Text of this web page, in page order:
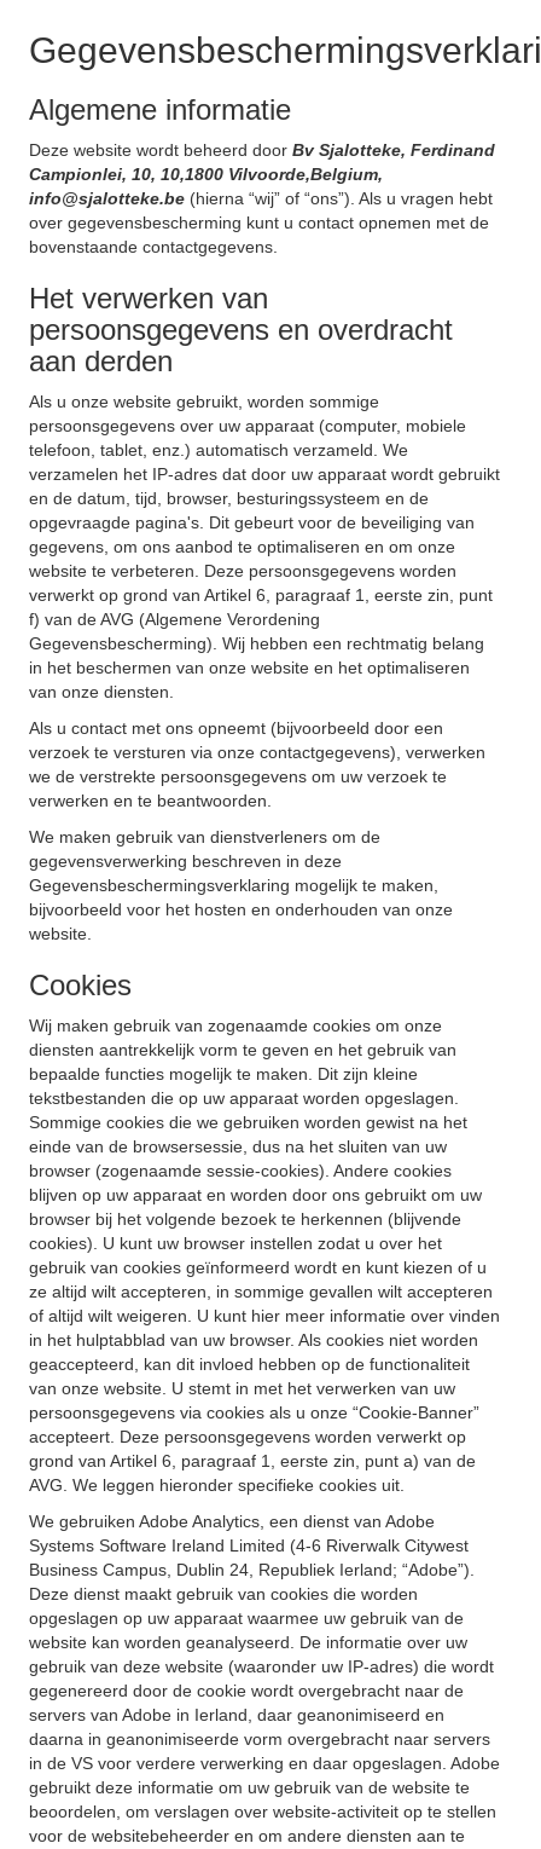
Algemene informatie
Deze website wordt beheerd door Bv Sjalotteke, Ferdinand
Campionlei, 10, 10,1800 Vilvoorde,Belgium,
info@sjalotteke.be (hierna “wij” of “ons”). Als u vragen hebt
over gegevensbescherming kunt u contact opnemen met de
bovenstaande contactgegevens.
Het verwerken van
persoonsgegevens en overdracht
aan derden
Als u onze website gebruikt, worden sommige
persoonsgegevens over uw apparaat (computer, mobiele
telefoon, tablet, enz.) automatisch verzameld. We
verzamelen het IP-adres dat door uw apparaat wordt gebruikt
en de datum, tijd, browser, besturingssysteem en de
opgevraagde pagina's. Dit gebeurt voor de beveiliging van
gegevens, om ons aanbod te optimaliseren en om onze
website te verbeteren. Deze persoonsgegevens worden
verwerkt op grond van Artikel 6, paragraaf 1, eerste zin, punt
f) van de AVG (Algemene Verordening
Gegevensbescherming). Wij hebben een rechtmatig belang
in het beschermen van onze website en het optimaliseren
van onze diensten.
Als u contact met ons opneemt (bijvoorbeeld door een
verzoek te versturen via onze contactgegevens), verwerken
we de verstrekte persoonsgegevens om uw verzoek te
verwerken en te beantwoorden.
We maken gebruik van dienstverleners om de
gegevensverwerking beschreven in deze
Gegevensbeschermingsverklaring mogelijk te maken,
bijvoorbeeld voor het hosten en onderhouden van onze
website.
Cookies
Wij maken gebruik van zogenaamde cookies om onze
diensten aantrekkelijk vorm te geven en het gebruik van
bepaalde functies mogelijk te maken. Dit zijn kleine
tekstbestanden die op uw apparaat worden opgeslagen.
Sommige cookies die we gebruiken worden gewist na het
einde van de browsersessie, dus na het sluiten van uw
browser (zogenaamde sessie-cookies). Andere cookies
blijven op uw apparaat en worden door ons gebruikt om uw
browser bij het volgende bezoek te herkennen (blijvende
cookies). U kunt uw browser instellen zodat u over het
gebruik van cookies geïnformeerd wordt en kunt kiezen of u
ze altijd wilt accepteren, in sommige gevallen wilt accepteren
of altijd wilt weigeren. U kunt hier meer informatie over vinden
in het hulptabblad van uw browser. Als cookies niet worden
geaccepteerd, kan dit invloed hebben op de functionaliteit
van onze website. U stemt in met het verwerken van uw
persoonsgegevens via cookies als u onze “Cookie-Banner”
accepteert. Deze persoonsgegevens worden verwerkt op
grond van Artikel 6, paragraaf 1, eerste zin, punt a) van de
AVG. We leggen hieronder specifieke cookies uit.
We gebruiken Adobe Analytics, een dienst van Adobe
Systems Software Ireland Limited (4-6 Riverwalk Citywest
Business Campus, Dublin 24, Republiek Ierland; “Adobe”).
Deze dienst maakt gebruik van cookies die worden
opgeslagen op uw apparaat waarmee uw gebruik van de
website kan worden geanalyseerd. De informatie over uw
gebruik van deze website (waaronder uw IP-adres) die wordt
gegenereerd door de cookie wordt overgebracht naar de
servers van Adobe in Ierland, daar geanonimiseerd en
daarna in geanonimiseerde vorm overgebracht naar servers
in de VS voor verdere verwerking en daar opgeslagen. Adobe
gebruikt deze informatie om uw gebruik van de website te
beoordelen, om verslagen over website-activiteit op te stellen
voor de websitebeheerder en om andere diensten aan te